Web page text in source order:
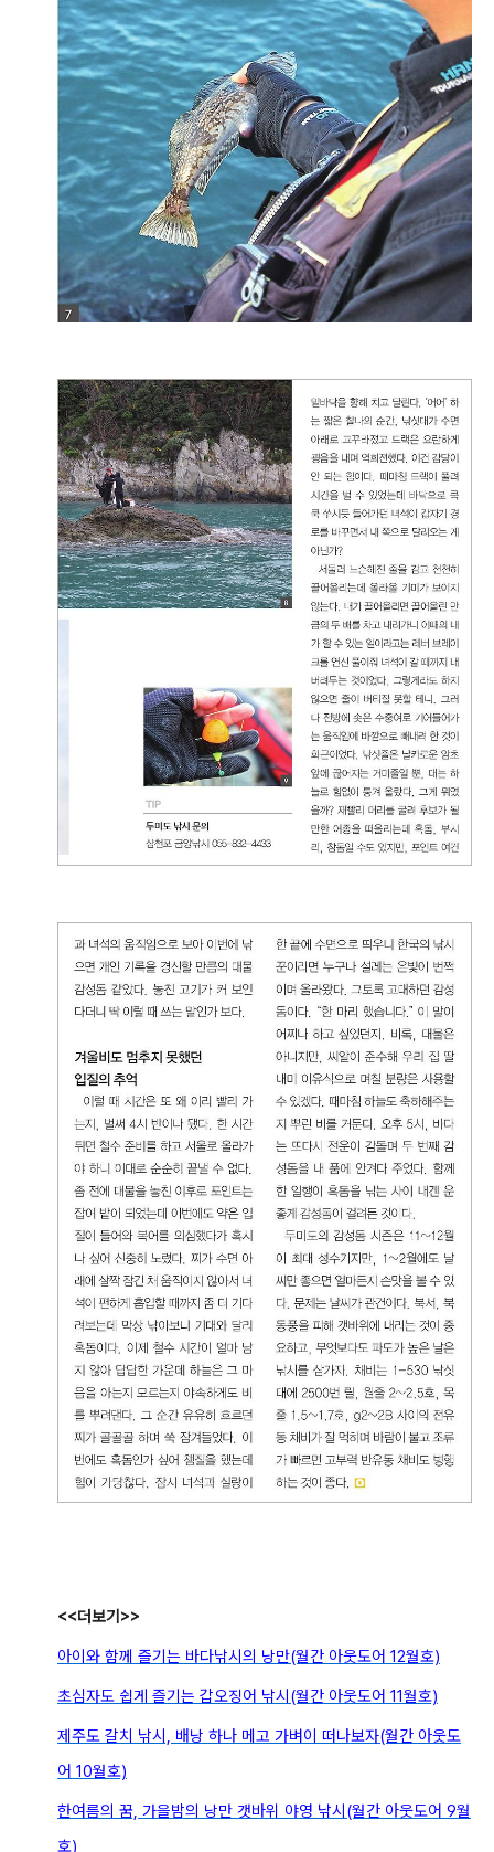
<<더보기>>
아이와 함께 즐기는 바다낚시의 낭만(월간 아웃도어 12월호)
초심자도 쉽게 즐기는 갑오징어 낚시(월간 아웃도어 11월호)
제주도 갈치 낚시, 배낭 하나 메고 가벼이 떠나보자(월간 아웃도
어 10월호)
한여름의 꿈, 가을밤의 낭만 갯바위 야영 낚시(월간 아웃도어 9월
호)